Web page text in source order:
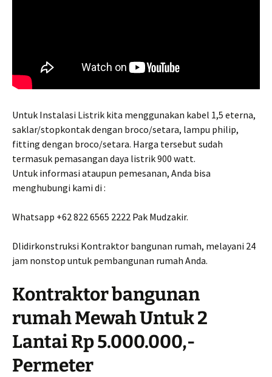
Untuk Instalasi Listrik kita menggunakan kabel 1,5 eterna,
saklar/stopkontak dengan broco/setara, lampu philip,
fitting dengan broco/setara. Harga tersebut sudah
termasuk pemasangan daya listrik 900 watt.
Untuk informasi ataupun pemesanan, Anda bisa
menghubungi kami di :
Whatsapp +62 822 6565 2222 Pak Mudzakir.
Dlidirkonstruksi Kontraktor bangunan rumah, melayani 24
jam nonstop untuk pembangunan rumah Anda.
Kontraktor bangunan
rumah Mewah Untuk 2
Lantai Rp 5.000.000,-
Permeter